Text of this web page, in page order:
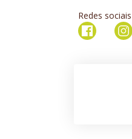
Redes sociais